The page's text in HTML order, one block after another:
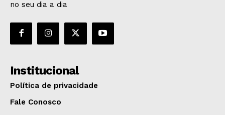
no seu dia a dia
Institucional
Política de privacidade
Fale Conosco